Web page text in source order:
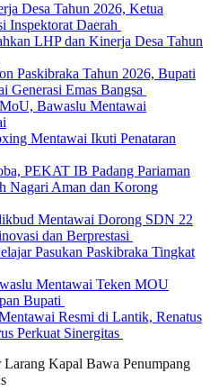
Desa Tahun 2026, Ketua
Inspektorat Daerah
LHP dan Kinerja Desa Tahun
Paskibraka Tahun 2026, Bupati
Generasi Emas Bangsa
Bawaslu Mentawai
Mentawai Ikuti Penataran
PEKAT IB Padang Pariaman
Nagari Aman dan Korong
Mentawai Dorong SDN 22
dan Berprestasi
Pasukan Paskibraka Tingkat
Mentawai Teken MOU
Bupati
Resmi di Lantik, Renatus
Perkuat Sinergitas
Larang Kapal Bawa Penumpang